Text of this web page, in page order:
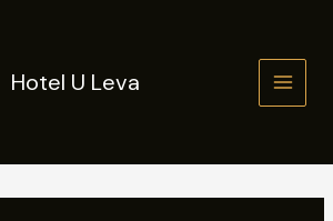
Hotel U Leva